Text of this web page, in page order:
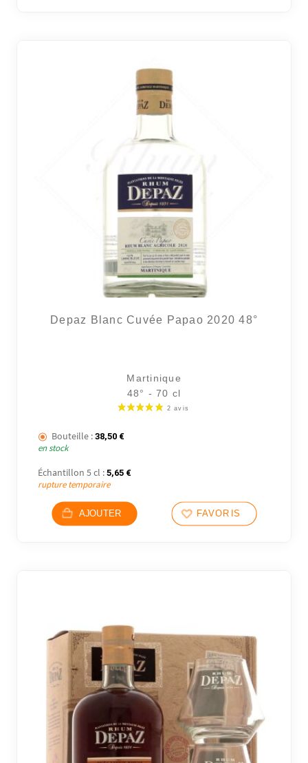
Depaz Blanc Cuvée Papao 2020 48°
Martinique
48° - 70 cl
Bouteille : 38,50 €
en stock
Échantillon 5 cl : 5,65 €
rupture temporaire
AJOUTER FAVORIS